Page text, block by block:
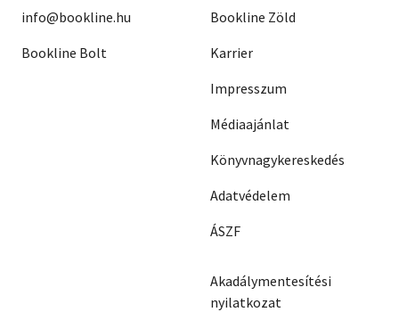
info@bookline.hu
Bookline Bolt
Bookline Zöld
Karrier
Impresszum
Médiaajánlat
Könyvnagykereskedés
Adatvédelem
ÁSZF
Akadálymentesítési
nyilatkozat